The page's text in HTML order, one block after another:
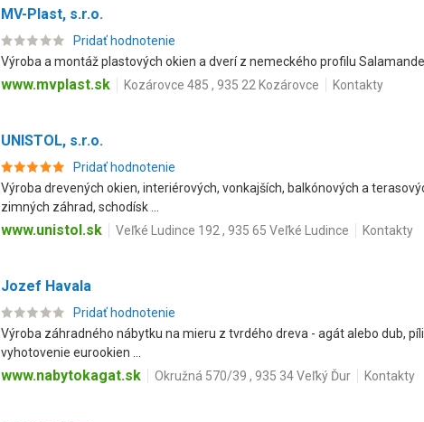
MV-Plast, s.r.o.
Pridať hodnotenie
Výroba a montáž plastových okien a dverí z nemeckého profilu
www.mvplast.sk Kozárovce 485 , 935 22 Kozárovce Kontakty
UNISTOL, s.r.o.
Pridať hodnotenie
Výroba drevených okien, interiérových, vonkajších, balkónových a
zimných záhrad, schodísk ...
www.unistol.sk Veľké Ludince 192 , 935 65 Veľké Ludince Kontakty
Jozef Havala
Pridať hodnotenie
Výroba záhradného nábytku na mieru z tvrdého dreva - agát alebo dub,
vyhotovenie eurookien ...
www.nabytokagat.sk Okružná 570/39 , 935 34 Veľký Ďur Kontakty